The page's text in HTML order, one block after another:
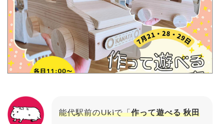
能代駅前のUkiで「作って遊べる 秋田